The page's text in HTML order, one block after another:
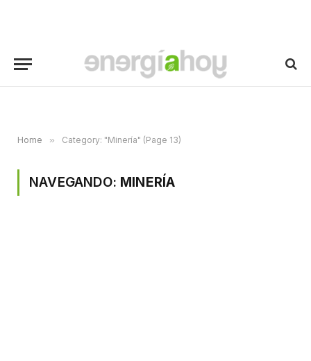
Home » Category: "Minería" (Page 13)
NAVEGANDO: MINERÍA